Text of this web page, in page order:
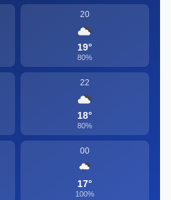
20
19°
80%
22
18°
80%
00
17°
100%